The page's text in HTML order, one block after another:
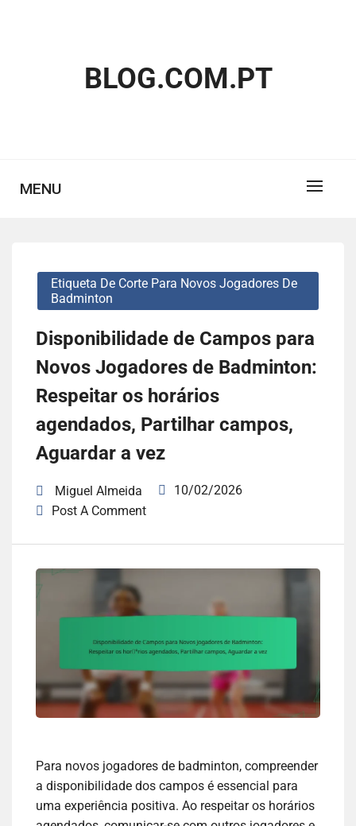
BLOG.COM.PT
MENU
Etiqueta De Corte Para Novos Jogadores De
Badminton
Disponibilidade de Campos para
Novos Jogadores de Badminton:
Respeitar os horários
agendados, Partilhar campos,
Aguardar a vez
Miguel Almeida
10/02/2026
Post A Comment
Para novos jogadores de badminton, compreender
a disponibilidade dos campos é essencial para
uma experiência positiva. Ao respeitar os horários